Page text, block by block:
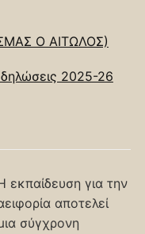
Ο ΑΙΤΩΛΟΣ)
2025-26
εκπαίδευση για την
αποτελεί
σύγχρονη